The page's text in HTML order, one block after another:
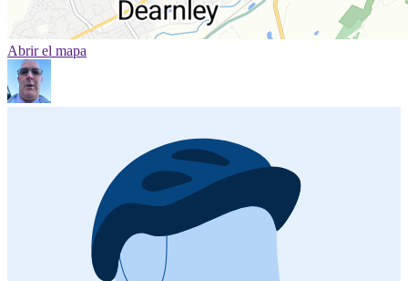
Abrir el mapa